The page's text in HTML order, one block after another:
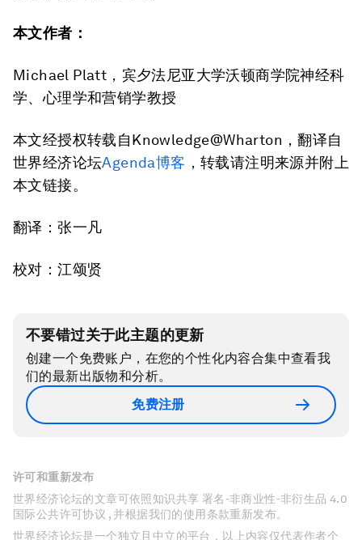
本文作者：
Michael Platt，宾夕法尼亚大学沃顿商学院神经科
学、心理学和营销学教授
本文经授权转载自Knowledge@Wharton，翻译自
世界经济论坛Agenda博客 ，转载请注明来源并附上
本文链接。
翻译：张一凡
校对：江颂贤
不要错过关于此主题的更新
创建一个免费账户，在您的个性化内容合集中查看我
们的最新出版物和分析。
免费注册
许可和重新发布
世界经济论坛的文章可依照知识共享 署名-非商业性-非衍生品 4.0
国际公共许可协议 , 并根据我们的使用条款重新发布。
世界经济论坛是一个独立且中立的平台，以上内容仅代表作者个